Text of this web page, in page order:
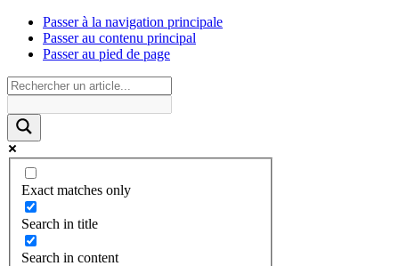
Passer à la navigation principale
Passer au contenu principal
Passer au pied de page
Exact matches only
Search in title
Search in content